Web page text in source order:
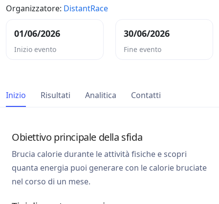
Organizzatore: DistantRace
01/06/2026
Inizio evento
30/06/2026
Fine evento
Inizio Risultati Analitica Contatti
Obiettivo principale della sfida
Brucia calorie durante le attività fisiche e scopri
quanta energia puoi generare con le calorie bruciate
nel corso di un mese.